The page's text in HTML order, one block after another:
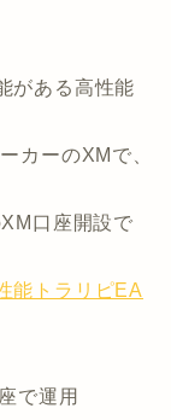
がある高性能
カーのXMで、
口座開設で
能トラリピEA
で運用